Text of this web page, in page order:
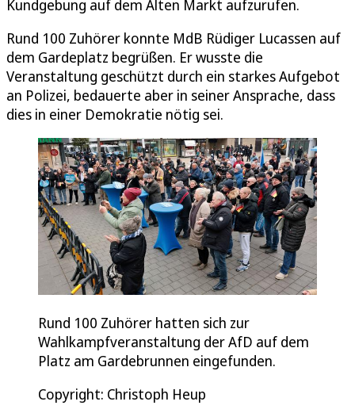
Kundgebung auf dem Alten Markt aufzurufen.
Rund 100 Zuhörer konnte MdB Rüdiger Lucassen auf
dem Gardeplatz begrüßen. Er wusste die
Veranstaltung geschützt durch ein starkes Aufgebot
an Polizei, bedauerte aber in seiner Ansprache, dass
dies in einer Demokratie nötig sei.
Rund 100 Zuhörer hatten sich zur
Wahlkampfveranstaltung der AfD auf dem
Platz am Gardebrunnen eingefunden.
Copyright: Christoph Heup